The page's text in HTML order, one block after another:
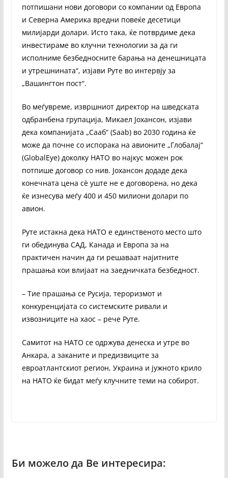
потпишани нови договори со компании од Европа
и Северна Америка вредни повеќе десетици
милијарди долари. Исто така, ќе потврдиме дека
инвестираме во клучни технологии за да ги
исполниме безбедносните барања на денешницата
и утрешнината“, изјави Руте во интервју за
„Вашингтон пост“.
Во меѓувреме, извршниот директор на шведската
одбранбена групација, Микаел Јохансон, изјави
дека компанијата „Сааб“ (Saab) во 2030 година ќе
може да почне со испорака на авионите „Глобалај“
(GlobalEye) доколку НАТО во најкус можен рок
потпише договор со нив. Јохансон додаде дека
конечната цена сè уште не е договорена, но дека
ќе изнесува меѓу 400 и 450 милиони долари по
авион.
Руте истакна дека НАТО е единственото место што
ги обединува САД, Канада и Европа за на
практичен начин да ги решаваат најитните
прашања кои влијаат на заедничката безбедност.
– Тие прашања се Русија, тероризмот и
конкуренцијата со системските ривали и
извозниците на хаос – рече Руте.
Самитот на НАТО се одржува денеска и утре во
Анкара, а заканите и предизвиците за
евроатлантскиот регион, Украина и јужното крило
на НАТО ќе бидат меѓу клучните теми на собирот.